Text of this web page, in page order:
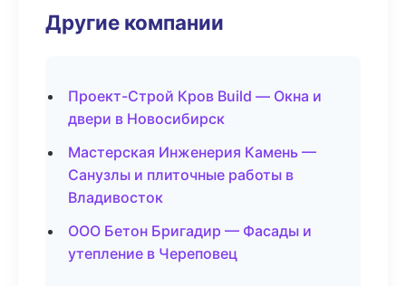
Другие компании
Проект-Строй Кров Build — Окна и
двери в Новосибирск
Мастерская Инженерия Камень —
Санузлы и плиточные работы в
Владивосток
ООО Бетон Бригадир — Фасады и
утепление в Череповец